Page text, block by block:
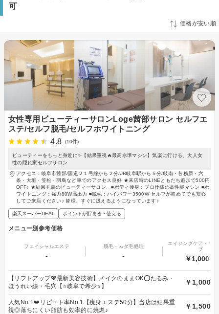
可
価格が安い順
女性専用ビューティーサロンLoge茜部サロン セルフエ
ステ/セルフ脱毛/セルフホワイトニング
4.8
(10件)
ビューティーをもっと身近に✨【結果重視🔥最高水準マシン】気楽に行ける、大人女
性の隠れ家セルフサロン
アクセス：岐阜市茜部/国道２１号線から２分/JR岐阜駅から５分/岐南・各務原・六
条・大垣・笠松・羽島など車でのアクセス良好 ★来店時のLINEともだち追加で500円
OFF♪ ★結果主義のビューティーサロン、■ボディ痩身：プロ仕様の高性能マシン ■ホ
ワイトニング：強力80W高出力 ■脱毛：ハイパワー3500W セルフが初めてでも安心
してご来店ください♪ 皆様、すぐに扱えるようになっています♪
楽天スーパーDEAL ポイントが貯まる・使える
メニュー別参考価格
フェイシャルエステ
-
脱毛・ムダ毛処理
-
エイジングケア・リ
プ
￥1,000～
【リフトアップ💖最新美容技術】メイクのままOK⭕たるみ・
ほうれい線・毛穴【⭐岐阜で希少⭐】
￥1,000
人気No.1👑リピート率No.1【痩身エステ50分】当店は結果重
視◎落ちにくい脂肪も効率的に焼燃♪
￥1,500